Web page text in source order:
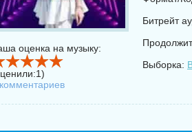
оценка на музыку:
1)
Битрейт
Выборка: